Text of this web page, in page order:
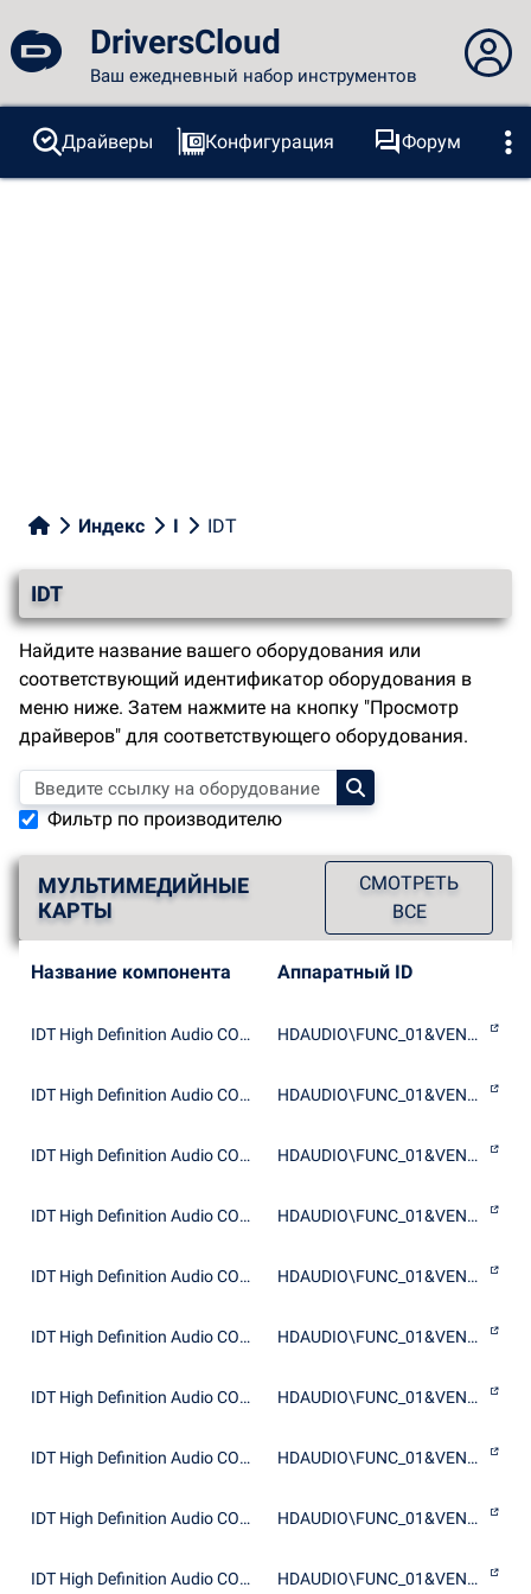
DriversCloud
Ваш ежедневный набор инструментов
Вы не вошли в систему...
Вход на сайт
Драйверы Конфигурация
Форум
Зонды
BSOD Инструменты
Индекс I IDT
IDT
Найдите название вашего оборудования или
соответствующий идентификатор оборудования в
меню ниже. Затем нажмите на кнопку "Просмотр
драйверов" для соответствующего оборудования.
Фильтр по производителю
МУЛЬТИМЕДИЙНЫЕ
КАРТЫ
СМОТРЕТЬ
ВСЕ
Название компонента Аппаратный ID
IDT High Definition Audio CODEC HDAUDIO\FUNC_01&VEN_111D&DEV_7600
IDT High Definition Audio CODEC HDAUDIO\FUNC_01&VEN_111D&DEV_7601
IDT High Definition Audio CODEC HDAUDIO\FUNC_01&VEN_111D&DEV_7602
IDT High Definition Audio CODEC HDAUDIO\FUNC_01&VEN_111D&DEV_7603
IDT High Definition Audio CODEC HDAUDIO\FUNC_01&VEN_111D&DEV_7603&SUBSYS_103C145A
IDT High Definition Audio CODEC HDAUDIO\FUNC_01&VEN_111D&DEV_7603&SUBSYS_103C3059
IDT High Definition Audio CODEC HDAUDIO\FUNC_01&VEN_111D&DEV_7603&SUBSYS_103C3060
IDT High Definition Audio CODEC HDAUDIO\FUNC_01&VEN_111D&DEV_7603&SUBSYS_103C3061
IDT High Definition Audio CODEC HDAUDIO\FUNC_01&VEN_111D&DEV_7603&SUBSYS_103C3062
IDT High Definition Audio CODEC HDAUDIO\FUNC_01&VEN_111D&DEV_7603&SUBSYS_103C3063